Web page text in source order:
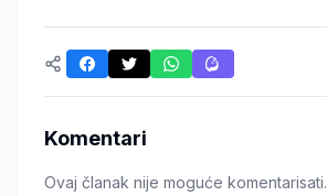
Komentari
Ovaj članak nije moguće komentarisati.